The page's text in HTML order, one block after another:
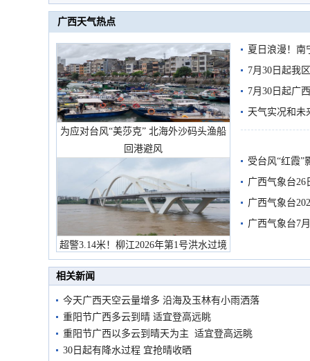
广西天气热点
为应对台风“美莎克” 北海外沙码头渔船
回港避风
超警3.14米！柳江2026年第1号洪水过境
市民在堤岸见证汛况
夏日浪漫！南
7月30日起我
7月30日起广
天气实况和未
受台风“红霞”
有较强降雨
广西气象台26
广西气象台
预警
广西气象台7
相关新闻
今天广西天空云量增多 沿海及玉林有小雨洒落
重阳节广西多云到晴 适宜登高远眺
重阳节广西以多云到晴天为主 适宜登高远眺
30日起有降水过程 宜抢晴收晒